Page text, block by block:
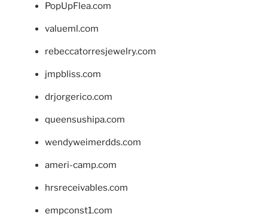
PopUpFlea.com
valueml.com
rebeccatorresjewelry.com
jmpbliss.com
drjorgerico.com
queensushipa.com
wendyweimerdds.com
ameri-camp.com
hrsreceivables.com
empconst1.com